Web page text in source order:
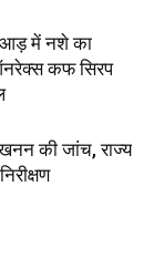
आड़ में नशे का
कफ सिरप
की जांच, राज्य